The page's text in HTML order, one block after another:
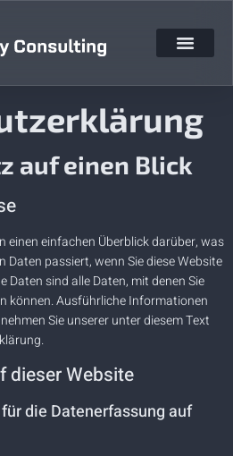
auf einen Blick
einen einfachen Überblick darüber, was
Daten passiert, wenn Sie diese Website
Daten sind alle Daten, mit denen Sie
können. Ausführliche Informationen
Sie unserer unter diesem Text
dieser Website
die Datenerfassung auf